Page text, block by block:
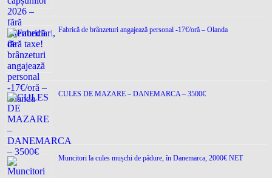
Fabrică de brânzeturi angajează personal -17€/oră – Olanda
CULES DE MAZARE – DANEMARCA – 3500€
Muncitori la cules mușchi de pădure, în Danemarca, 2000€ NET